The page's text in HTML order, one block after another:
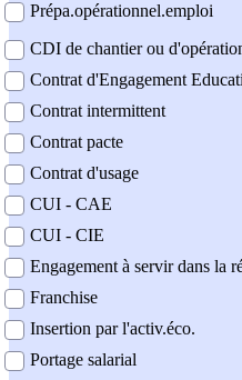
Prépa.opérationnel.emploi
CDI de chantier ou
Contrat d'Engagement
Contrat intermittent
Contrat pacte
Contrat d'usage
CUI - CAE
CUI - CIE
Engagement à servir dans la
Franchise
Insertion par l'activ.éco.
Portage salarial